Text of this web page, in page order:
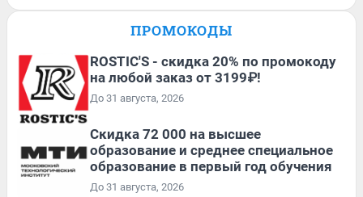
ПРОМОКОДЫ
ROSTIC'S - скидка 20% по промокоду
на любой заказ от 3199₽!
До 31 августа, 2026
Скидка 72 000 на высшее
образование и среднее специальное
образование в первый год обучения
До 31 августа, 2026